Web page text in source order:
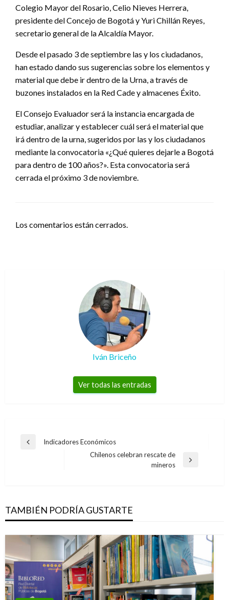
Colegio Mayor del Rosario, Celio Nieves Herrera,
presidente del Concejo de Bogotá y Yuri Chillán Reyes,
secretario general de la Alcaldía Mayor.
Desde el pasado 3 de septiembre las y los ciudadanos,
han estado dando sus sugerencias sobre los elementos y
material que debe ir dentro de la Urna, a través de
buzones instalados en la Red Cade y almacenes Éxito.
El Consejo Evaluador será la instancia encargada de
estudiar, analizar y establecer cuál será el material que
irá dentro de la urna, sugeridos por las y los ciudadanos
mediante la convocatoria «¿Qué quieres dejarle a Bogotá
para dentro de 100 años?». Esta convocatoria será
cerrada el próximo 3 de noviembre.
Los comentarios están cerrados.
Iván Briceño
Ver todas las entradas
Navegación
Entrada
Indicadores Económicos
Chilenos celebran rescate de
mineros
TAMBIÉN PODRÍA GUSTARTE